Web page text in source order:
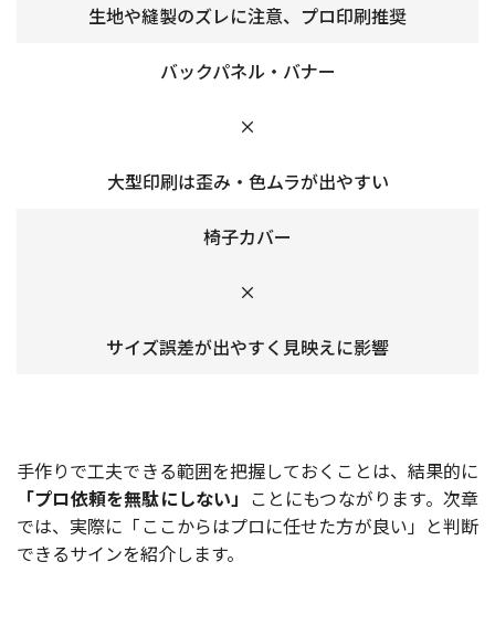
生地や縫製のズレに注意、プロ印刷推奨
バックパネル・バナー
×
大型印刷は歪み・色ムラが出やすい
椅子カバー
×
サイズ誤差が出やすく見映えに影響
手作りで工夫できる範囲を把握しておくことは、結果的に
「プロ依頼を無駄にしない」 ことにもつながります。次章
では、実際に「ここからはプロに任せた方が良い」と判断
できるサインを紹介します。